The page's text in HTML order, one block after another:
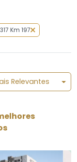
Km 197
Relevantes